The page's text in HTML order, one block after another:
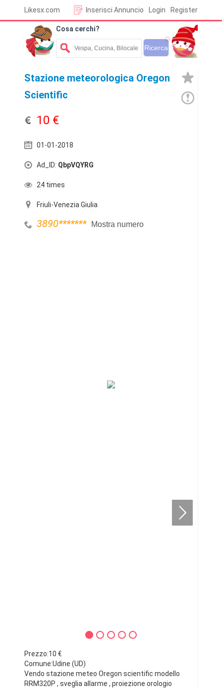
Likesx.com Login Register
Inserisci Annuncio
Cosa cerchi?
Stazione meteorologica Oregon
Scientific
10 €
01-01-2018
Ad_ID: QbpVQYRG
24 times
Friuli-Venezia Giulia
3890******* Mostra numero
Prezzo:10 €
Comune:Udine (UD)
Vendo stazione meteo Oregon scientific modello
RRM320P , sveglia allarme , proiezione orologio